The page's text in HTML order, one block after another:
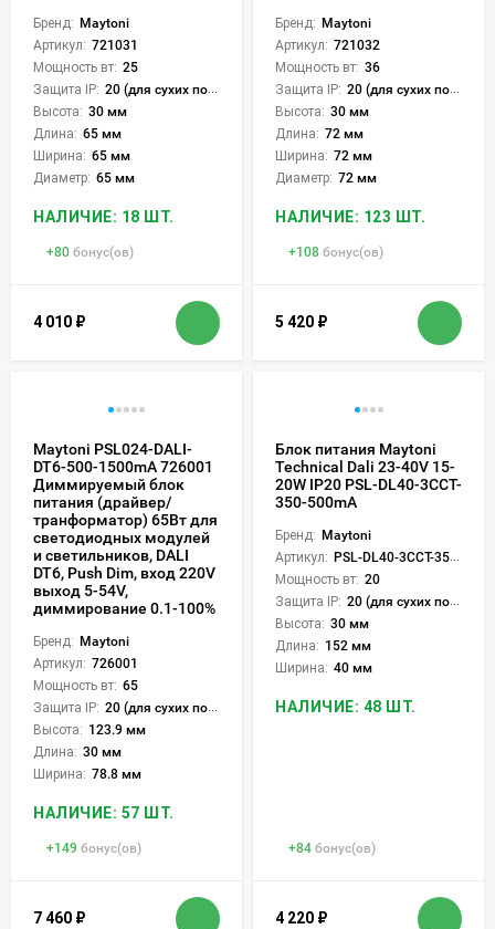
Бренд: Maytoni
Артикул: 721031
Мощность вт: 25
Защита IP: 20 (для сухих пом.)
Высота: 30 мм
Длина: 65 мм
Ширина: 65 мм
Диаметр: 65 мм
НАЛИЧИЕ: 18 ШТ.
+80 бонус(ов)
4 010 ₽
Бренд: Maytoni
Артикул: 721032
Мощность вт: 36
Защита IP: 20 (для сухих пом.)
Высота: 30 мм
Длина: 72 мм
Ширина: 72 мм
Диаметр: 72 мм
НАЛИЧИЕ: 123 ШТ.
+108 бонус(ов)
5 420 ₽
Maytoni PSL024-DALI-
DT6-500-1500mA 726001
Диммируемый блок
питания (драйвер/
транформатор) 65Вт для
светодиодных модулей
и светильников, DALI
DT6, Push Dim, вход 220V
выход 5-54V,
диммирование 0.1-100%
Бренд: Maytoni
Артикул: 726001
Мощность вт: 65
Защита IP: 20 (для сухих пом.)
Высота: 123.9 мм
Длина: 30 мм
Ширина: 78.8 мм
НАЛИЧИЕ: 57 ШТ.
+149 бонус(ов)
7 460 ₽
Блок питания Maytoni
Technical Dali 23-40V 15-
20W IP20 PSL-DL40-3CCT-
350-500mA
Бренд: Maytoni
Артикул: PSL-DL40-3CCT-350-500mA
Мощность вт: 20
Защита IP: 20 (для сухих пом.)
Высота: 30 мм
Длина: 152 мм
Ширина: 40 мм
НАЛИЧИЕ: 48 ШТ.
+84 бонус(ов)
4 220 ₽